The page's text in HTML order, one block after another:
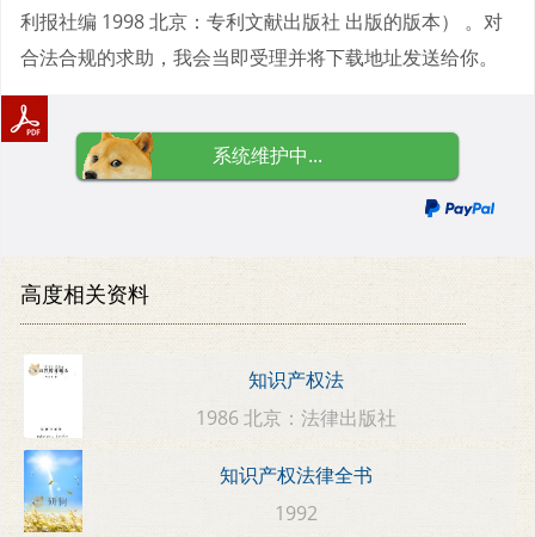
利报社编 1998 北京：专利文献出版社 出版的版本） 。对
合法合规的求助，我会当即受理并将下载地址发送给你。
系统维护中...
高度相关资料
知识产权法
1986 北京：法律出版社
知识产权法律全书
1992